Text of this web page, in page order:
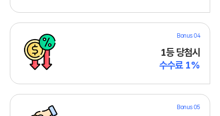
Bonus 04
1등 당첨시
수수료 1%
Bonus 05